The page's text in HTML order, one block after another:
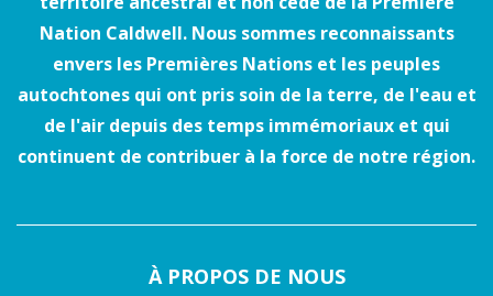
Nation Caldwell. Nous sommes reconnaissants
envers les Premières Nations et les peuples
autochtones qui ont pris soin de la terre, de l'eau et
de l'air depuis des temps immémoriaux et qui
continuent de contribuer à la force de notre région.
À PROPOS DE NOUS